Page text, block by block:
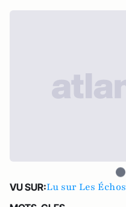
VU SUR:Lu sur Les Échos